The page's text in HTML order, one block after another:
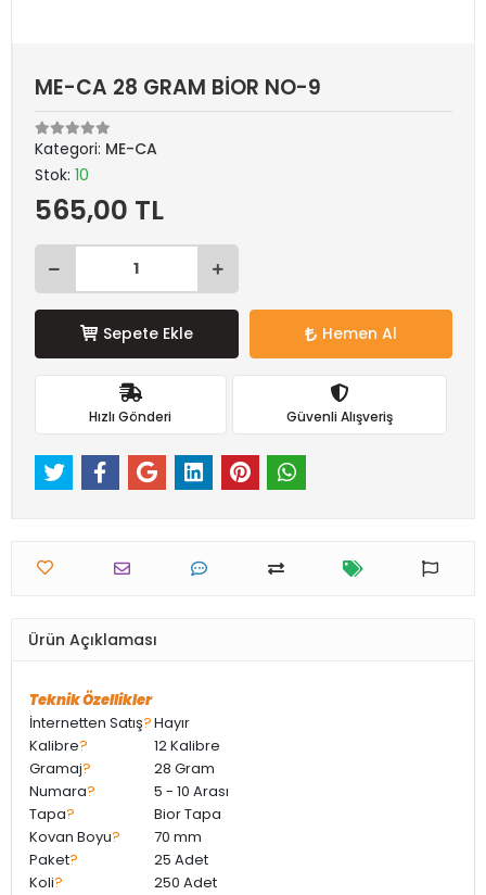
ME-CA 28 GRAM BİOR NO-9
Kategori: ME-CA
Stok: 10
565,00 TL
Sepete Ekle Hemen Al
Hızlı Gönderi Güvenli Alışveriş
Ürün Açıklaması
Teknik Özellikler
İnternetten Satış?Hayır
Kalibre?
12 Kalibre
Gramaj?
28 Gram
Numara?
5 - 10 Arası
Tapa?
Bior Tapa
Kovan Boyu?
70 mm
Paket?
25 Adet
Koli? 250 Adet